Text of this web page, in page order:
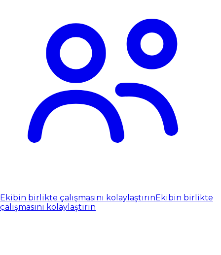
Ekibin birlikte çalışmasını kolaylaştırınEkibin birlikte
çalışmasını kolaylaştırın